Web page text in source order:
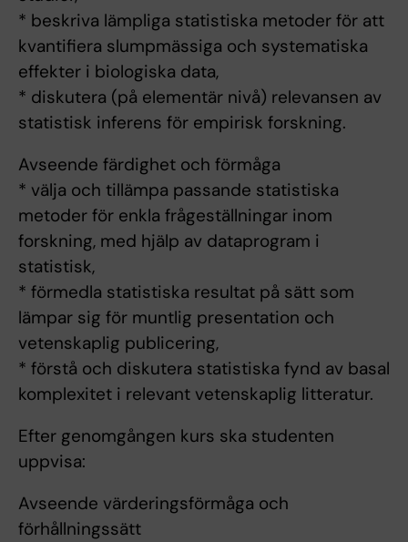
* beskriva lämpliga statistiska metoder för att
kvantifiera slumpmässiga och systematiska
effekter i biologiska data,
* diskutera (på elementär nivå) relevansen av
statistisk inferens för empirisk forskning.
Avseende färdighet och förmåga
* välja och tillämpa passande statistiska
metoder för enkla frågeställningar inom
forskning, med hjälp av dataprogram i
statistisk,
* förmedla statistiska resultat på sätt som
lämpar sig för muntlig presentation och
vetenskaplig publicering,
* förstå och diskutera statistiska fynd av basal
komplexitet i relevant vetenskaplig litteratur.
Efter genomgången kurs ska studenten
uppvisa:
Avseende värderingsförmåga och
förhållningssätt